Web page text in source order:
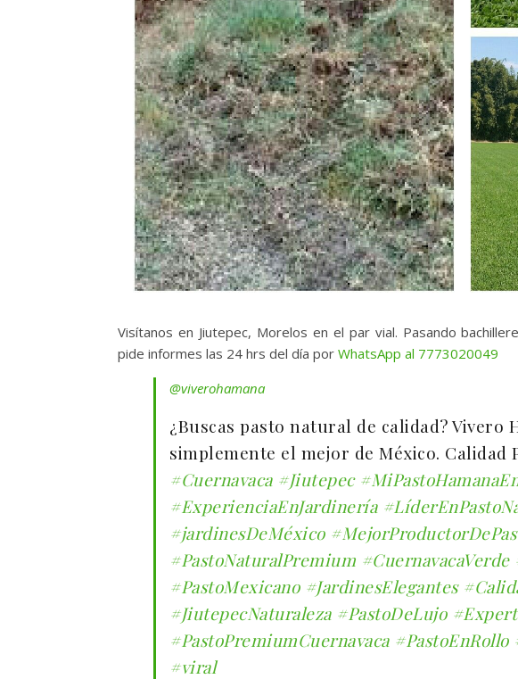
Visítanos en Jiutepec, Morelos en el par vial. Pasando
pide informes las 24 hrs del día por WhatsApp al 7773020049
@viverohamana
¿Buscas pasto natural de calidad? Vivero
simplemente el mejor de México. Calidad
#Cuernavaca #Jiutepec
#ExperienciaEnJardinería
#jardinesDeMéxico
#PastoNaturalPremium #CuernavacaVerde
#PastoMexicano #JardinesElegantes
#JiutepecNaturaleza #PastoDeLujo
#PastoPremiumCuernavaca #PastoEnRollo
#viral